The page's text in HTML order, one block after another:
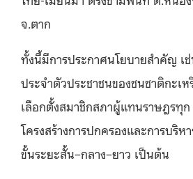
จ.ตาก
ทั้งนี้มีการประกาศนโยบายสำคัญ เ
ประจำตัวประชาชนของชนชาติกะเ
เลือกตั้งสมาชิกสภาผู้แทนราษฎรทุก
โครงสร้างการปกครองและการบริห
ขั้นระยะสั้น–กลาง–ยาว เป็นต้น